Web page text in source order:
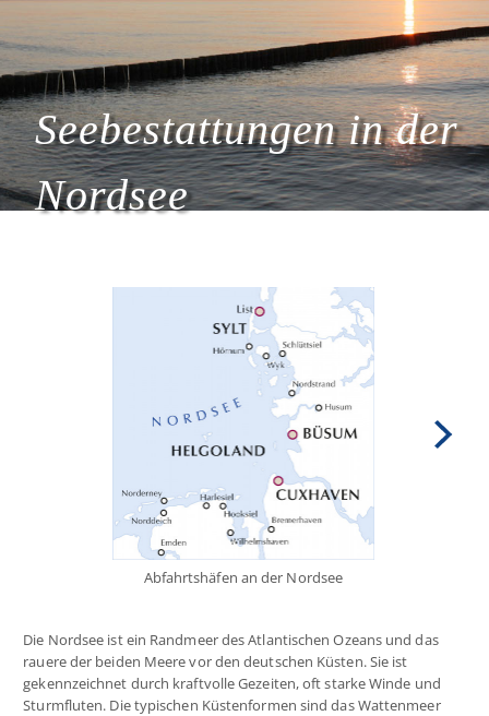
Seebestattungen in der
Nordsee
Abfahrtshäfen an der Nordsee
Die Nordsee ist ein Randmeer des Atlantischen Ozeans und das
rauere der beiden Meere vor den deutschen Küsten. Sie ist
gekennzeichnet durch kraftvolle Gezeiten, oft starke Winde und
Sturmfluten. Die typischen Küstenformen sind das Wattenmeer